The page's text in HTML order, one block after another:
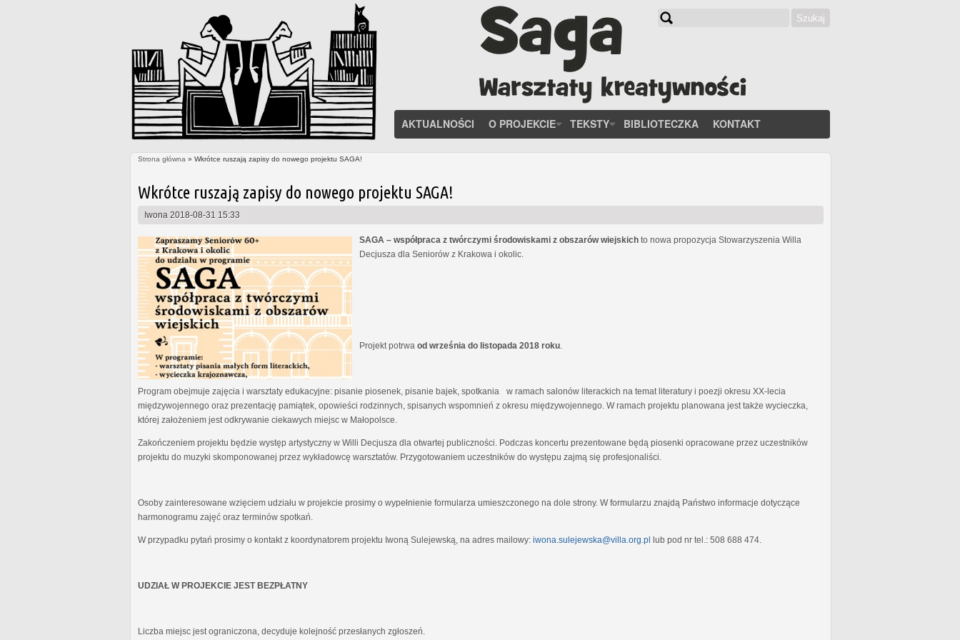
Szukaj
AKTUALNOŚCI O PROJEKCIE TEKSTY BIBLIOTECZKA KONTAKT
Strona główna » Wkrótce ruszają zapisy do nowego projektu SAGA!
Wkrótce ruszają zapisy do nowego projektu SAGA!
Iwona 2018-08-31 15:33
SAGA – współpraca z twórczymi środowiskami z obszarów wiejskich to nowa propozycja Stowarzyszenia Willa
Decjusza dla Seniorów z Krakowa i okolic.
Projekt potrwa od września do listopada 2018 roku
Program obejmuje zajęcia i warsztaty edukacyjne: pisanie piosenek, pisanie bajek, spotkania w ramach salonów literackich na temat literatury i poezji okresu XX-lecia
międzywojennego oraz prezentację pamiątek, opowieści rodzinnych, spisanych wspomnień z okresu międzywojennego. W ramach projektu planowana jest także wycieczka,
której założeniem jest odkrywanie ciekawych miejsc w Małopolsce.
Zakończeniem projektu będzie występ artystyczny w Willi Decjusza dla otwartej publiczności. Podczas koncertu prezentowane będą piosenki opracowane przez uczestników
projektu do muzyki skomponowanej przez wykładowcę warsztatów. Przygotowaniem uczestników do występu zajmą się profesjonaliści.
Osoby zainteresowane wzięciem udziału w projekcie prosimy o wypełnienie formularza umieszczonego na dole strony. W formularzu znajdą Państwo informacje dotyczące
harmonogramu zajęć oraz terminów spotkań.
W przypadku pytań prosimy o kontakt z koordynatorem projektu Iwoną Sulejewską, na adres mailowy: iwona.sulejewska@villa.org.pl lub pod nr tel.: 508 688 474.
UDZIAŁ W PROJEKCIE JEST BEZPŁATNY
Liczba miejsc jest ograniczona, decyduje kolejność przesłanych zgłoszeń.